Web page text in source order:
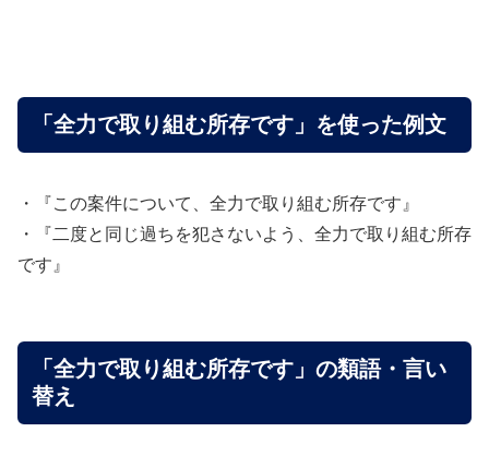
「全力で取り組む所存です」を使った例文
・『この案件について、全力で取り組む所存です』
・『二度と同じ過ちを犯さないよう、全力で取り組む所存
です』
「全力で取り組む所存です」の類語・言い
替え